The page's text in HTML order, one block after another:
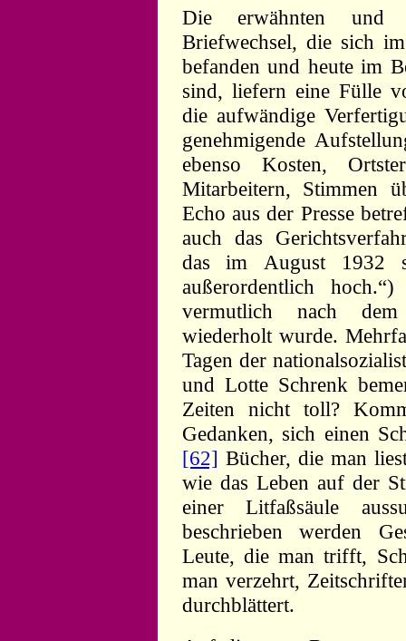
Die erwähnten und
Briefwechsel, die sich
befanden und heute im
sind, liefern eine Fülle
die aufwändige
genehmigende
ebenso Kosten,
Mitarbeitern, Stimmen
Echo aus der Presse
auch das
das im August 1932
außerordentlich
vermutlich nach
wiederholt wurde.
Tagen der
und Lotte Schrenk
Zeiten nicht toll?
Gedanken, sich einen
[62] Bücher, die man
wie das Leben auf der
einer Litfaßsäule
beschrieben werden
Leute, die man trifft,
man verzehrt,
durchblättert.